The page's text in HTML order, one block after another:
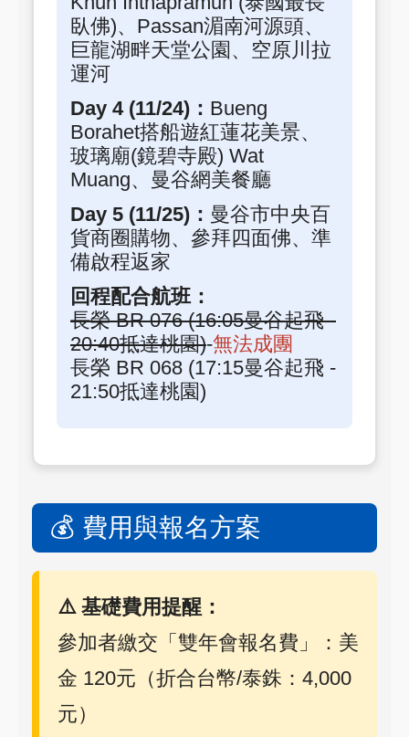
臥佛)、Passan湄南河源頭、
巨龍湖畔天堂公園、空原川拉
運河
Day 4 (11/24)： Bueng
Borahet搭船遊紅蓮花美景、
玻璃廟(鏡碧寺殿) Wat
Muang、曼谷網美餐廳
Day 5 (11/25)： 曼谷市中央百
貨商圈購物、參拜四面佛、準
備啟程返家
回程配合航班：
長榮 BR 076 (16:05曼谷起飛 -
20:40抵達桃園)-無法成團
長榮 BR 068 (17:15曼谷起飛 -
21:50抵達桃園)
💰 費用與報名方案
⚠️ 基礎費用提醒：
參加者繳交「雙年會報名費」：美
金 120元（折合台幣/泰銖：4,000
元）